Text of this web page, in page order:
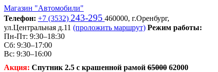
Магазин "Автомобили"
Телефон: +7 (3532) 243-295 460000, г.Оренбург,
ул.Центральная д.11 (проложить маршрут) Режим работы:
Пн-Пт: 9:30–18:30
Сб: 9:30–17:00
Вс: 9:30–16:00
Акция: Спутник 2.5 с крашенной рамой 65000 62000